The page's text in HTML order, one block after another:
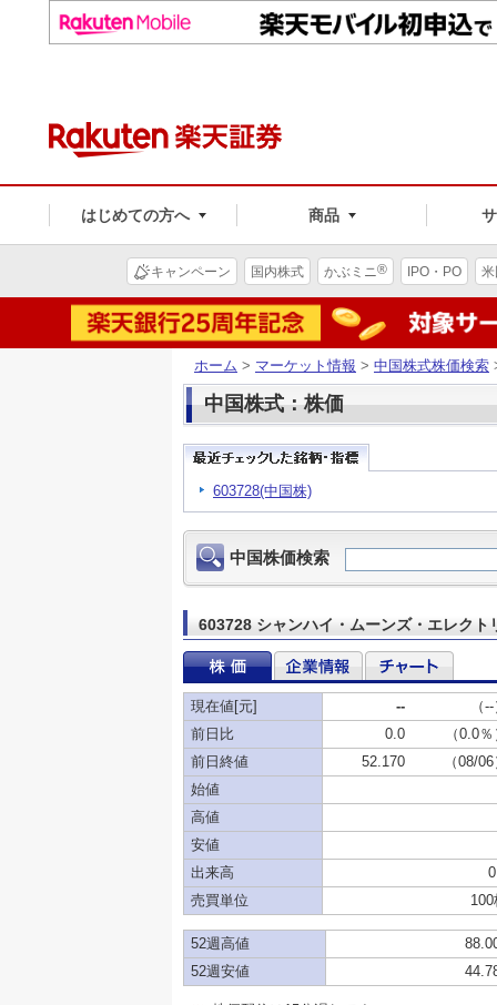
はじめての方へ 商品
キャンペーン 国内株式 かぶミニ® IPO・PO
ホーム > マーケット情報 > 中国株式株価検索
中国株式：株価
603728(中国株)